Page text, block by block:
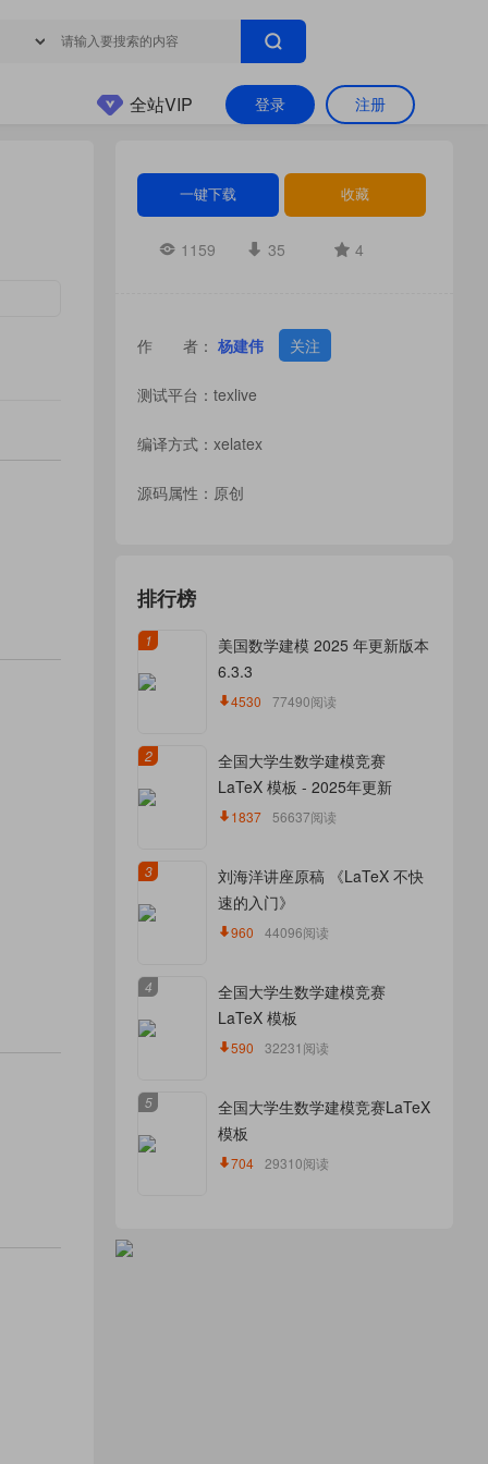
登录 注册
全站VIP
一键下载 收藏
1159 35 4
作 者： 杨建伟 关注
测试平台：texlive
编译方式：xelatex
源码属性：原创
排行榜
1
美国数学建模 2025 年更新版本
6.3.3
4530 77490阅读
2
全国大学生数学建模竞赛
LaTeX 模板 - 2025年更新
1837 56637阅读
3
刘海洋讲座原稿 《LaTeX 不快
速的入门》
960 44096阅读
4
全国大学生数学建模竞赛
LaTeX 模板
590 32231阅读
5
全国大学生数学建模竞赛LaTeX
模板
704 29310阅读